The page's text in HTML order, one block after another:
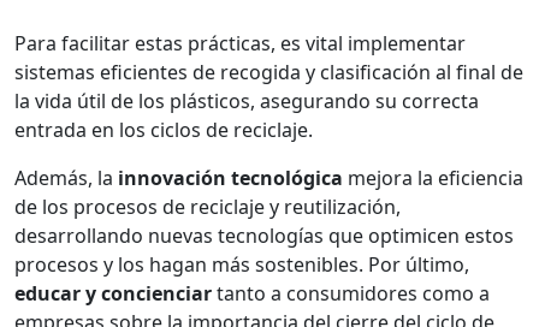
Para facilitar estas prácticas, es vital implementar
sistemas eficientes de recogida y clasificación al final de
la vida útil de los plásticos, asegurando su correcta
entrada en los ciclos de reciclaje.
Además, la innovación tecnológica mejora la eficiencia
de los procesos de reciclaje y reutilización,
desarrollando nuevas tecnologías que optimicen estos
procesos y los hagan más sostenibles. Por último,
educar y concienciartanto a consumidores como a
empresas sobre la importancia del cierre del ciclo de